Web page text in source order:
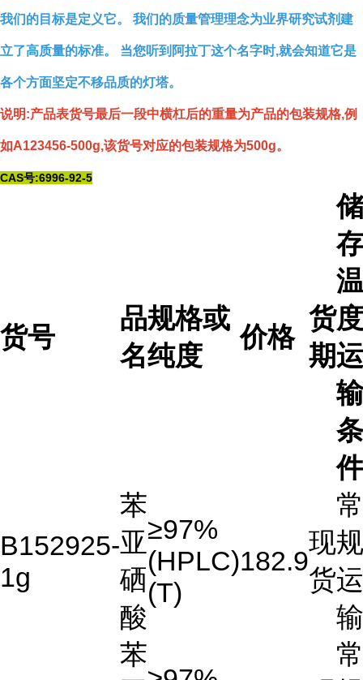
我们的目标是定义它。 我们的质量管理理念为业界研究试剂建
立了高质量的标准。 当您听到阿拉丁这个名字时,就会知道它是
各个方面坚定不移品质的灯塔。
说明:产品表货号最后一段中横杠后的重量为产品的包装规格,例
如A123456-500g,该货号对应的包装规格为500g。
CAS号:6996-92-5
货号
品
名
规格或
纯度
价格
货
期
储
存
温
运
输
条
件
B152925-
1g
苯
亚
硒
酸
≥97%
(HPLC)
(T)
182.9
现
货
常
规
运
输
苯
常